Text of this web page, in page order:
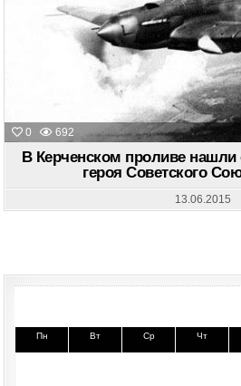
0 692
В Керченском проливе
героя Советского
13.06.2015
Пн Вт Ср Чт